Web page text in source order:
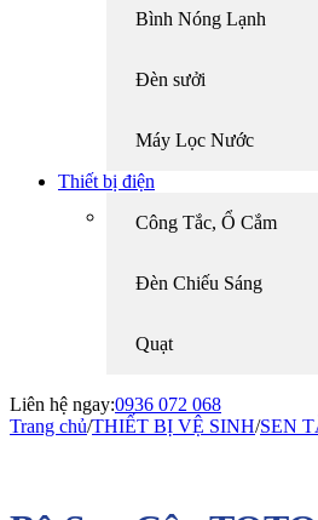
Bình Nóng Lạnh
Đèn sưởi
Máy Lọc Nước
Thiết bị điện
Công Tắc, Ổ Cắm
Đèn Chiếu Sáng
Quạt
Liên hệ ngay:0936 072 068
Trang chủ/THIẾT BỊ VỆ SINH/SEN